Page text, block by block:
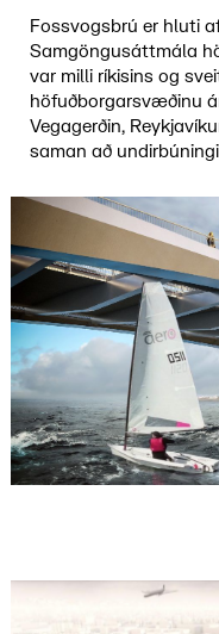
Fossvogsbrú er hluti
Samgöngusáttmála
var milli ríkisins og
höfuðborgarsvæðinu
Vegagerðin,
saman að